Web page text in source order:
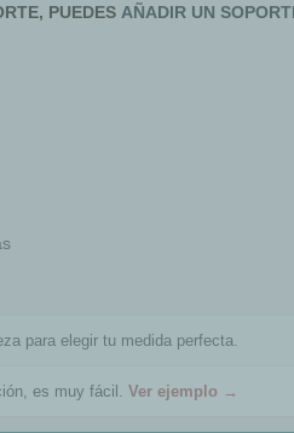
PUEDES AÑADIR UN
para elegir tu medida perfecta.
es muy fácil.Ver ejemplo →